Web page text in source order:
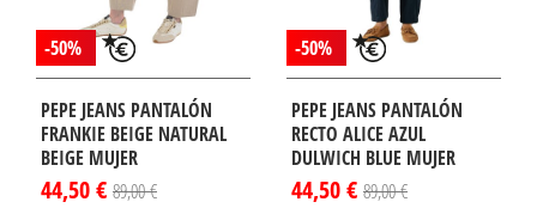
-50%
PEPE JEANS PANTALÓN
FRANKIE BEIGE NATURAL
BEIGE MUJER
44,50 € 89,00 €
-50%
PEPE JEANS PANTALÓN
RECTO ALICE AZUL
DULWICH BLUE MUJER
44,50 € 89,00 €